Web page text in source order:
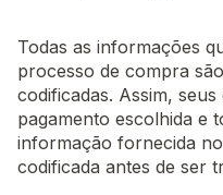
Todas as informações
processo de compra
codificadas. Assim,
pagamento escolhida e
informação fornecida
codificada antes de ser